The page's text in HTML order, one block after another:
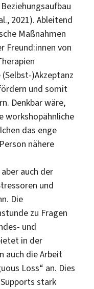
2021). Ableitend
Maßnahmen
Freund:innen von
)Akzeptanz
und somit
Denkbar wäre,
workshopähnliche
das enge
nähere
auch der
und
Die
zu Fragen
und
in der
auch die Arbeit
Loss“ an. Dies
stark